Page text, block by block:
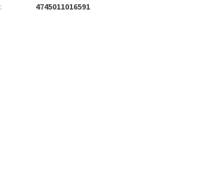
: 4745011016591